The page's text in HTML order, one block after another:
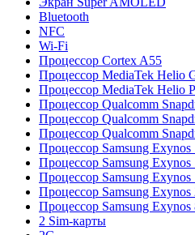
Bluetooth
NFC
Wi-Fi
Процессор Cortex A55
Процессор MediaTek Helio
Процессор MediaTek Helio
Процессор Qualcomm
Процессор Qualcomm
Процессор Qualcomm
Процессор Samsung Exynos
Процессор Samsung Exynos
Процессор Samsung Exynos
Процессор Samsung Exynos
Процессор Samsung Exynos
2 Sim-карты